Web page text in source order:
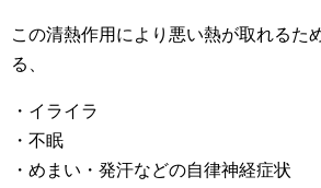
この清熱作用により悪い熱が取れるた
る、
・イライラ
・不眠
・めまい・発汗などの自律神経症状